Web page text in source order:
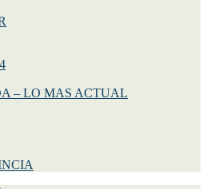
– LO MAS ACTUAL